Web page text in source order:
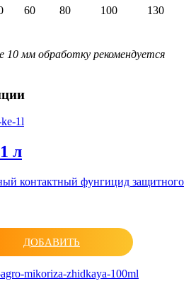
60 80 100 130
10 мм обработку рекомендуется
л
контактный фунгицид защитного
ДОБАВИТЬ